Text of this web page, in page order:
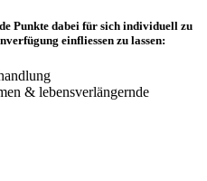
Punkte dabei für sich individuell zu
einfliessen zu lassen:
& lebensverlängernde